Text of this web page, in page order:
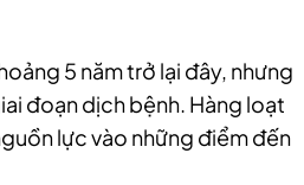
5 năm trở lại đây, nhưng
đoạn dịch bệnh. Hàng loạt
lực vào những điểm đến